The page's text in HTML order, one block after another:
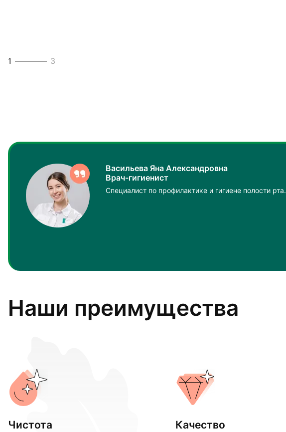
1 3
3 3
Васильева Яна Александровна
Врач-гигиенист
Специалист по профилактике и гигиене полости рта.
Наши преимущества
Чистота Качество